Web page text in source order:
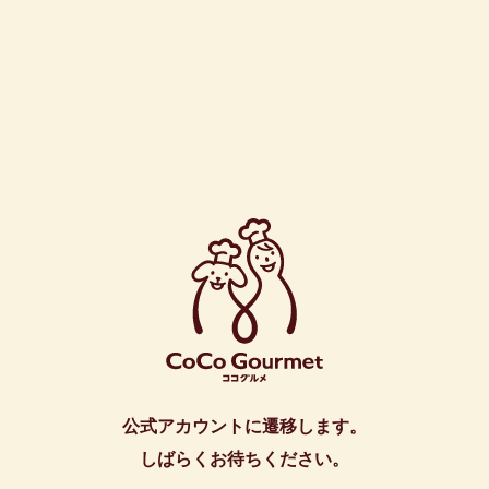
公式アカウントに遷移します。
しばらくお待ちください。